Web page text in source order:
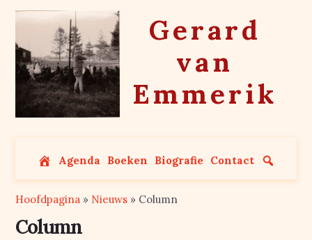
Gerard
van
Emmerik
Agenda Boeken Biografie Contact
Hoofdpagina » Nieuws » Column
Column